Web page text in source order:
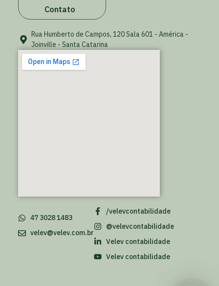
Contato
Rua Humberto de Campos, 120 Sala 601 - América -
Joinville - Santa Catarina
/velevcontabilidade
@velevcontabilidade
Velev contabilidade
Velev contabilidade
47 3028 1483
velev@velev.com.br